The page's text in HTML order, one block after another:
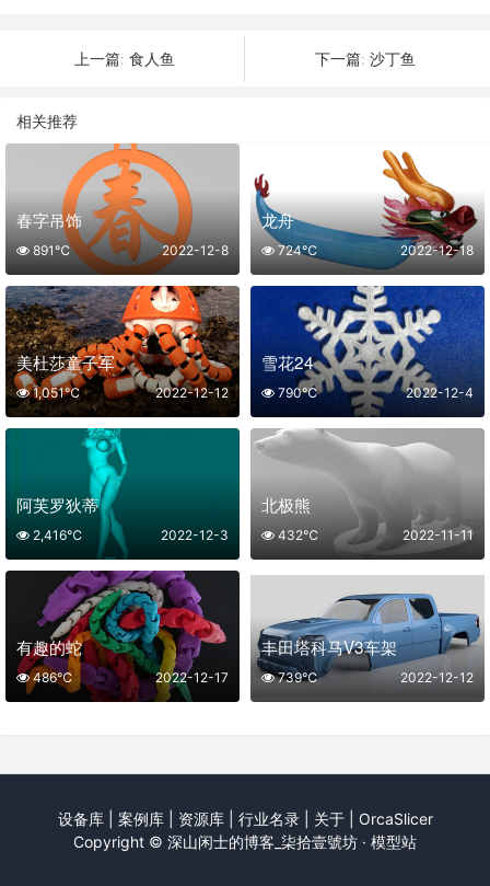
上一篇: 食人鱼 下一篇: 沙丁鱼
相关推荐
春字吊饰
2022-12-8
891℃
龙舟
2022-12-18
724℃
美杜莎童子军
2022-12-12
1,051℃
雪花24
2022-12-4
790℃
阿芙罗狄蒂
2022-12-3
2,416℃
北极熊
2022-11-11
432℃
有趣的蛇
2022-12-17
486℃
丰田塔科马V3车架
2022-12-12
739℃
设备库| 案例库| 资源库| 行业名录| 关于| OrcaSlicer
Copyright © 深山闲士的博客_柒拾壹號坊 · 模型站